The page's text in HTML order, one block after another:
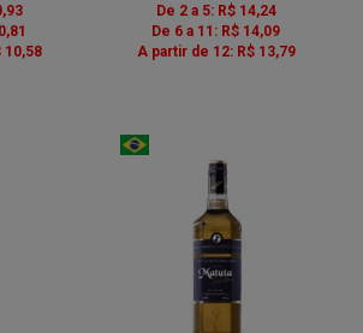
10,58
De 2 a 5: R$ 14,24
De 6 a 11: R$ 14,09
A partir de 12: R$ 13,79